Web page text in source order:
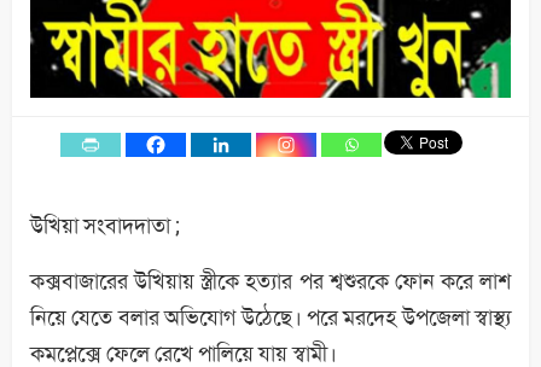
উখিয়া সংবাদদাতা ;
কক্সবাজারের উখিয়ায় স্ত্রীকে হত্যার পর শ্বশুরকে ফোন করে লাশ
নিয়ে যেতে বলার অভিযোগ উঠেছে। পরে মরদেহ উপজেলা স্বাস্থ্য
কমপ্লেক্সে ফেলে রেখে পালিয়ে যায় স্বামী।